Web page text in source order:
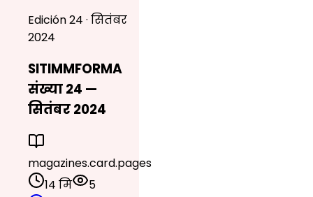
Edición 24 · सितंबर
2024
SITIMMFORMA
संख्या 24 —
सितंबर 2024
magazines.card.pages
14 मि
5